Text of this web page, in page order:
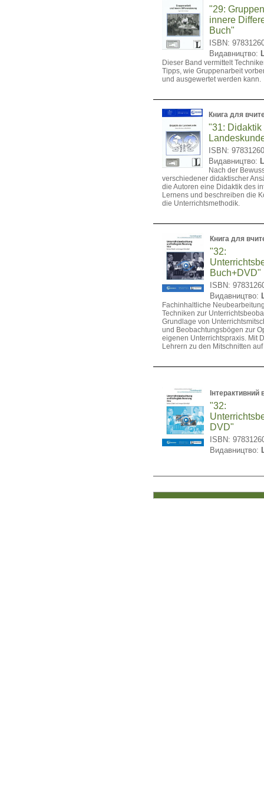
"29:
innere
Buch"
ISBN:
Видавництво:
Dieser Band vermittelt
Tipps, wie Gruppenarbeit
und ausgewertet werden kann.
Книга для
"31: Didaktik
ISBN:
Видавництво:
Nach der
verschiedener didaktischer
die Autoren eine Didaktik des
Lernens und beschreiben die
die Unterrichtsmethodik.
Книга для
"32:
Buch+DVD"
ISBN:
Видавництво:
Fachinhaltliche
Techniken zur
Grundlage von
und Beobachtungsbögen zur
eigenen Unterrichtspraxis. Mit
Lehrern zu den Mitschnitten
Інтерактивний
"32:
DVD"
ISBN:
Видавництво: